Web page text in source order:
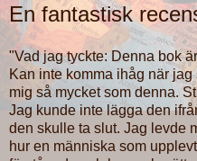
En fantastisk
"Vad jag tyckte: Denna bok
Kan inte komma ihåg när
mig så mycket som denna.
Jag kunde inte lägga den
den skulle ta slut. Jag levde
hur en människa som